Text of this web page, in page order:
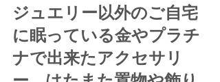
ジュエリー以外のご自宅
に眠っている金やプラチ
ナで出来たアクセサリ